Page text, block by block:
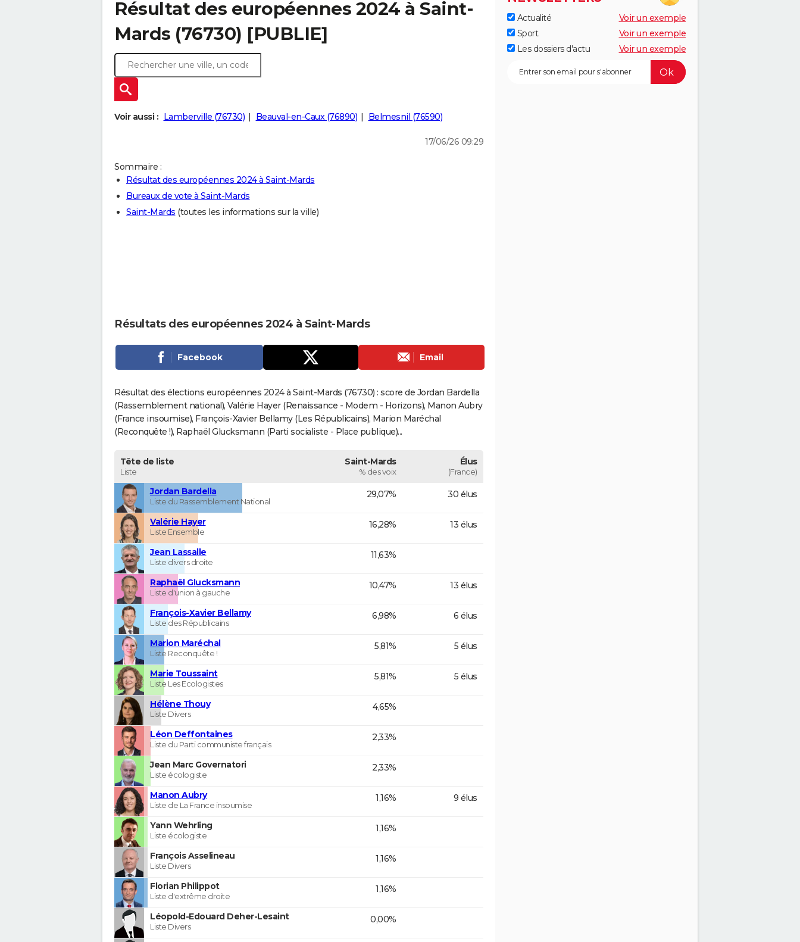
Résultat des européennes 2024 à Saint-
Mards (76730) [PUBLIE]
Voir aussi : Lamberville (76730) Beauval-en-Caux (76890) Belmesnil (76590)
17/06/26 09:29
Sommaire :
Résultat des européennes 2024 à Saint-Mards
Bureaux de vote à Saint-Mards
Saint-Mards (toutes les informations sur la ville)
Résultats des européennes 2024 à Saint-Mards
Facebook Email
Résultat des élections européennes 2024 à Saint-Mards (76730) : score de Jordan Bardella
(Rassemblement national), Valérie Hayer (Renaissance - Modem - Horizons), Manon Aubry
(France insoumise), François-Xavier Bellamy (Les Républicains), Marion Maréchal
(Reconquête !), Raphaël Glucksmann (Parti socialiste - Place publique)...
Tête de liste
Liste
Saint-Mards
% des voix
Élus
(France)
Jordan Bardella
Liste du Rassemblement National
29,07% 30 élus
Valérie Hayer
Liste Ensemble
16,28% 13 élus
Jean Lassalle
Liste divers droite
11,63%
Raphaël Glucksmann
Liste d'union à gauche
10,47% 13 élus
François-Xavier Bellamy
Liste des Républicains
6,98% 6 élus
Marion Maréchal
Liste Reconquête !
5,81% 5 élus
Marie Toussaint
Liste Les Ecologistes
5,81% 5 élus
Hélène Thouy
Liste Divers
4,65%
Léon Deffontaines
Liste du Parti communiste français
2,33%
Jean Marc Governatori
Liste écologiste
2,33%
Manon Aubry
Liste de La France insoumise
1,16% 9 élus
Yann Wehrling
Liste écologiste
1,16%
François Asselineau
Liste Divers
1,16%
Florian Philippot
Liste d'extrême droite
1,16%
Léopold-Edouard Deher-Lesaint
Liste Divers
0,00%
Actualité
Voir un exemple
Sport
Voir un exemple
Les dossiers d'actu
Voir un exemple